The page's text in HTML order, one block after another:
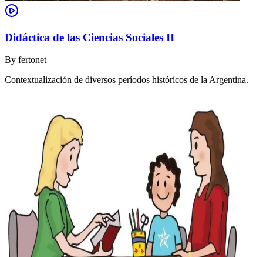
Didáctica de las Ciencias Sociales II
By fertonet
Contextualización de diversos períodos históricos de la Argentina.